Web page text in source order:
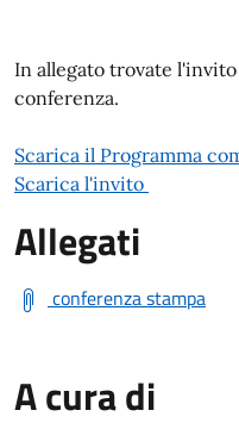
In allegato trovate
conferenza.
Scarica il Programma
Scarica l'invito
Allegati
conferenza stampa
A cura di